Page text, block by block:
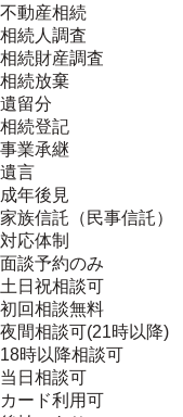
不動産相続
相続人調査
相続財産調査
相続放棄
遺留分
相続登記
事業承継
遺言
成年後見
家族信託（民事信託）
対応体制
面談予約のみ
土日祝相談可
初回相談無料
夜間相談可(21時以降)
18時以降相談可
当日相談可
カード利用可